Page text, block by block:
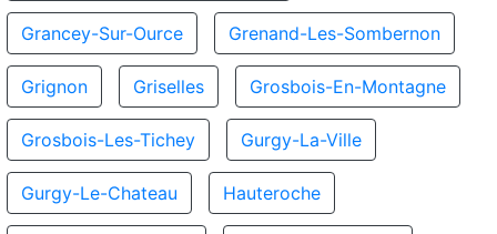
Grancey-Sur-Ource Grenand-Les-Sombernon
Grignon Griselles Grosbois-En-Montagne
Grosbois-Les-Tichey Gurgy-La-Ville
Gurgy-Le-Chateau Hauteroche